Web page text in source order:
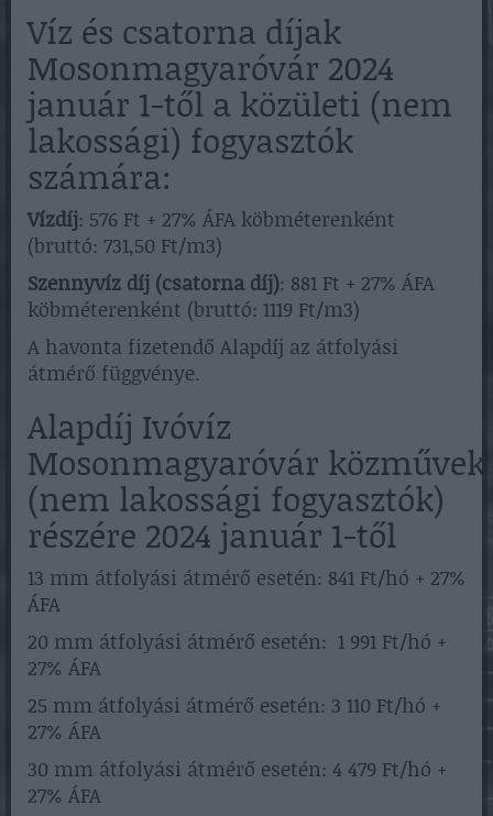
Víz és csatorna díjak
Mosonmagyaróvár 2024
január 1-től a közületi (nem
lakossági) fogyasztók
számára:
Vízdíj: 576 Ft + 27% ÁFA köbméterenként
(bruttó: 731,50 Ft/m3)
Szennyvíz díj (csatorna díj): 881 Ft + 27% ÁFA
köbméterenként (bruttó: 1119 Ft/m3)
A havonta fizetendő Alapdíj az átfolyási
átmérő függvénye.
Alapdíj Ivóvíz
Mosonmagyaróvár közművek
(nem lakossági fogyasztók)
részére 2024 január 1-től
13 mm átfolyási átmérő esetén: 841 Ft/hó + 27%
ÁFA
20 mm átfolyási átmérő esetén: 1 991 Ft/hó +
27% ÁFA
25 mm átfolyási átmérő esetén: 3 110 Ft/hó +
27% ÁFA
30 mm átfolyási átmérő esetén: 4 479 Ft/hó +
27% ÁFA